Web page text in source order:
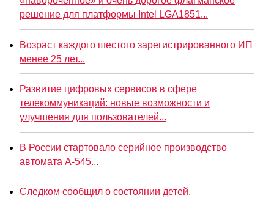
решение для платформы Intel LGA1851...
Возраст каждого шестого зарегистрированного ИП
менее 25 лет...
Развитие цифровых сервисов в сфере
телекоммуникаций: новые возможности и
улучшения для пользователей...
В России стартовало серийное производство
автомата А-545...
Следком сообщил о состоянии детей,